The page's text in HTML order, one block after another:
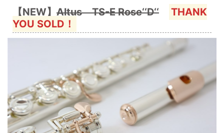
【NEW】 Altus TS-E Rose‘‘D‘‘
THANK
YOU SOLD！